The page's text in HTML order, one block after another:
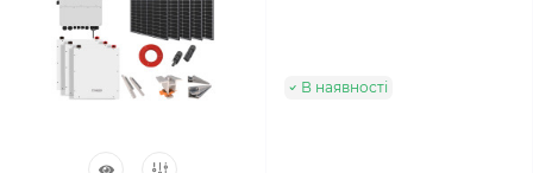
В наявності